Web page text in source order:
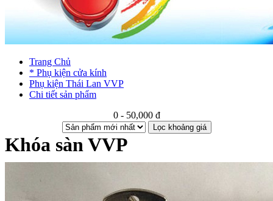
Trang Chủ
* Phụ kiện cửa kính
Phụ kiện Thái Lan VVP
Chi tiết sản phẩm
0 - 50,000 đ
Lọc khoảng giá
Khóa sàn VVP